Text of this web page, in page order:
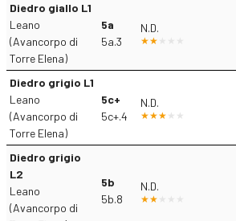
Diedro giallo L1
Leano
(Avancorpo di
Torre Elena)
5a
5a.3
N.D.
Diedro grigio L1
Leano
(Avancorpo di
Torre Elena)
5c+
5c+.4
N.D.
Diedro grigio
L2
Leano
(Avancorpo di
5b
5b.8
N.D.